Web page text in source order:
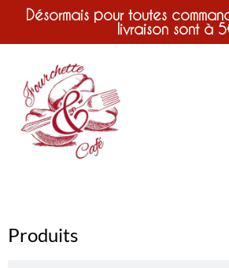
Désormais pour toutes
livraison sont à
Produits